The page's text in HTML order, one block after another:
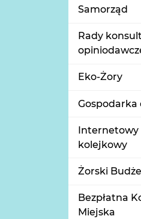
Samorząd
Rady
Eko-Żory
Internetowy
kolejkowy
Żorski
Bezpłatna
Miejska